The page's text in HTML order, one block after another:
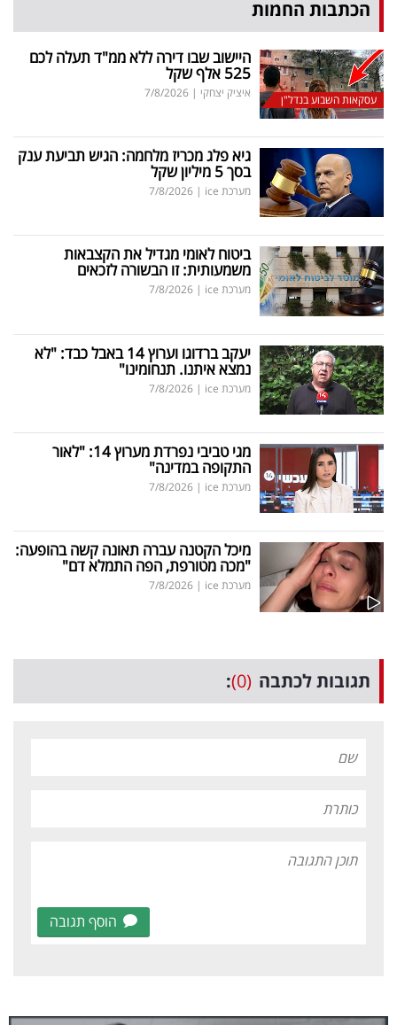
הכתבות החמות
עסקאות השבוע בנדל"ן
היישוב שבו דירה ללא ממ"ד תעלה לכם
525 אלף שקל
איציק יצחקי |
7/8/2026
גיא פלג מכריז מלחמה: הגיש תביעת ענק
בסך 5 מיליון שקל
מערכת ice |
7/8/2026
ביטוח לאומי מגדיל את הקצבאות
משמעותית: זו הבשורה לזכאים
מערכת ice |
7/8/2026
יעקב ברדוגו וערוץ 14 באבל כבד: "לא
נמצא איתנו. תנחומינו"
מערכת ice |
7/8/2026
מגי טביבי נפרדת מערוץ 14: "לאור
התקופה במדינה"
מערכת ice |
7/8/2026
מיכל הקטנה עברה תאונה קשה בהופעה:
"מכה מטורפת, הפה התמלא דם"
מערכת ice |
7/8/2026
תגובות לכתבה (0)
:
הוסף תגובה